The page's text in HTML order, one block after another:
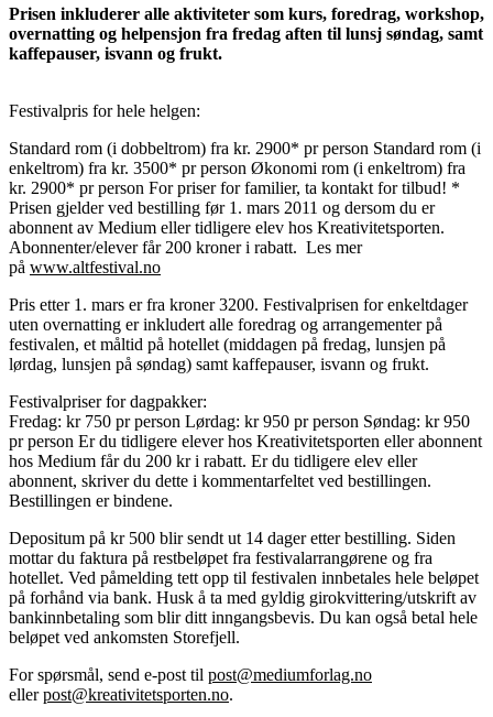
Prisen inkluderer alle aktiviteter som kurs, foredrag, workshop,
overnatting og helpensjon fra fredag aften til lunsj søndag, samt
kaffepauser, isvann og frukt.
Festivalpris for hele helgen:
Standard rom (i dobbeltrom) fra kr. 2900* pr person Standard rom (i
enkeltrom) fra kr. 3500* pr person Økonomi rom (i enkeltrom) fra
kr. 2900* pr person For priser for familier, ta kontakt for tilbud! *
Prisen gjelder ved bestilling før 1. mars 2011 og dersom du er
abonnent av Medium eller tidligere elev hos Kreativitetsporten.
Abonnenter/elever får 200 kroner i rabatt. Les mer
på www.altfestival.no
Pris etter 1. mars er fra kroner 3200. Festivalprisen for enkeltdager
uten overnatting er inkludert alle foredrag og arrangementer på
festivalen, et måltid på hotellet (middagen på fredag, lunsjen på
lørdag, lunsjen på søndag) samt kaffepauser, isvann og frukt.
Festivalpriser for dagpakker:
Fredag: kr 750 pr person Lørdag: kr 950 pr person Søndag: kr 950
pr person Er du tidligere elever hos Kreativitetsporten eller abonnent
hos Medium får du 200 kr i rabatt. Er du tidligere elev eller
abonnent, skriver du dette i kommentarfeltet ved bestillingen.
Bestillingen er bindene.
Depositum på kr 500 blir sendt ut 14 dager etter bestilling. Siden
mottar du faktura på restbeløpet fra festivalarrangørene og fra
hotellet. Ved påmelding tett opp til festivalen innbetales hele beløpet
på forhånd via bank. Husk å ta med gyldig girokvittering/utskrift av
bankinnbetaling som blir ditt inngangsbevis. Du kan også betal hele
beløpet ved ankomsten Storefjell.
For spørsmål, send e-post til post@mediumforlag.no
ellerpost@kreativitetsporten.no.